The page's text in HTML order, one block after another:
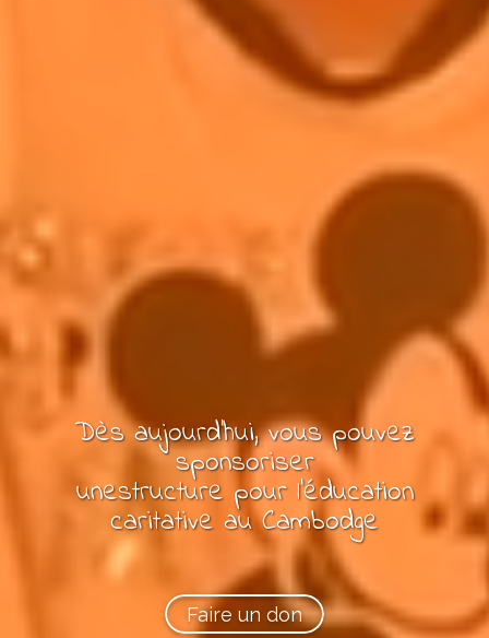
Dès aujourd'hui, vous pouvez
sponsoriser
unestructure pour l'éducation
caritative au Cambodge
Faire un don